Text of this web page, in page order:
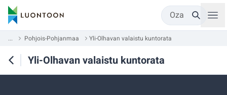
Oza
... Pohjois-Pohjanmaa Yli-Olhavan valaistu kuntorata
Yli-Olhavan valaistu kuntorata